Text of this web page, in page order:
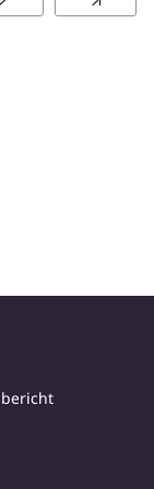
ihr Leben ist
riskiert es,
als
bieten
Leben für
von Frauen,
und
ausgesetzt
schaffen es
Kreis von